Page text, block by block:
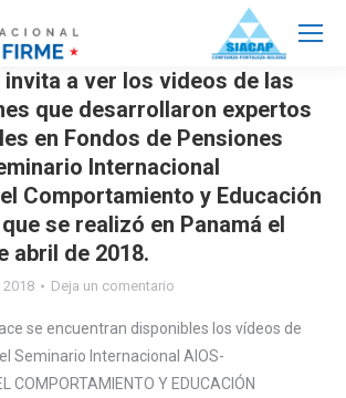
invita a ver los videos de las
que desarrollaron expertos
en Fondos de Pensiones
Internacional
Comportamiento y Educación
se realizó en Panamá el
abril de 2018.
2018 Deja un comentario
se encuentran disponibles los vídeos de
Seminario Internacional AIOS-
COMPORTAMIENTO Y EDUCACIÓN